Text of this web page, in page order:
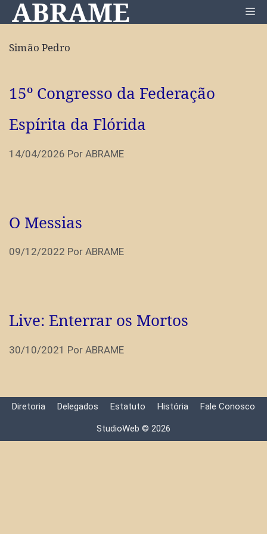
Pular
para
conteúdo
ABRAME
Simão Pedro
15º Congresso da Federação
Espírita da Flórida
14/04/2026 Por ABRAME
O Messias
09/12/2022 Por ABRAME
Live: Enterrar os Mortos
30/10/2021 Por ABRAME
Diretoria Delegados Estatuto História Fale Conosco
StudioWeb © 2026